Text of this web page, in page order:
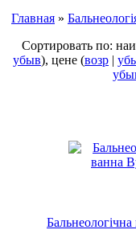
Главная »
Сортировать по:
убыв), цене (возр |